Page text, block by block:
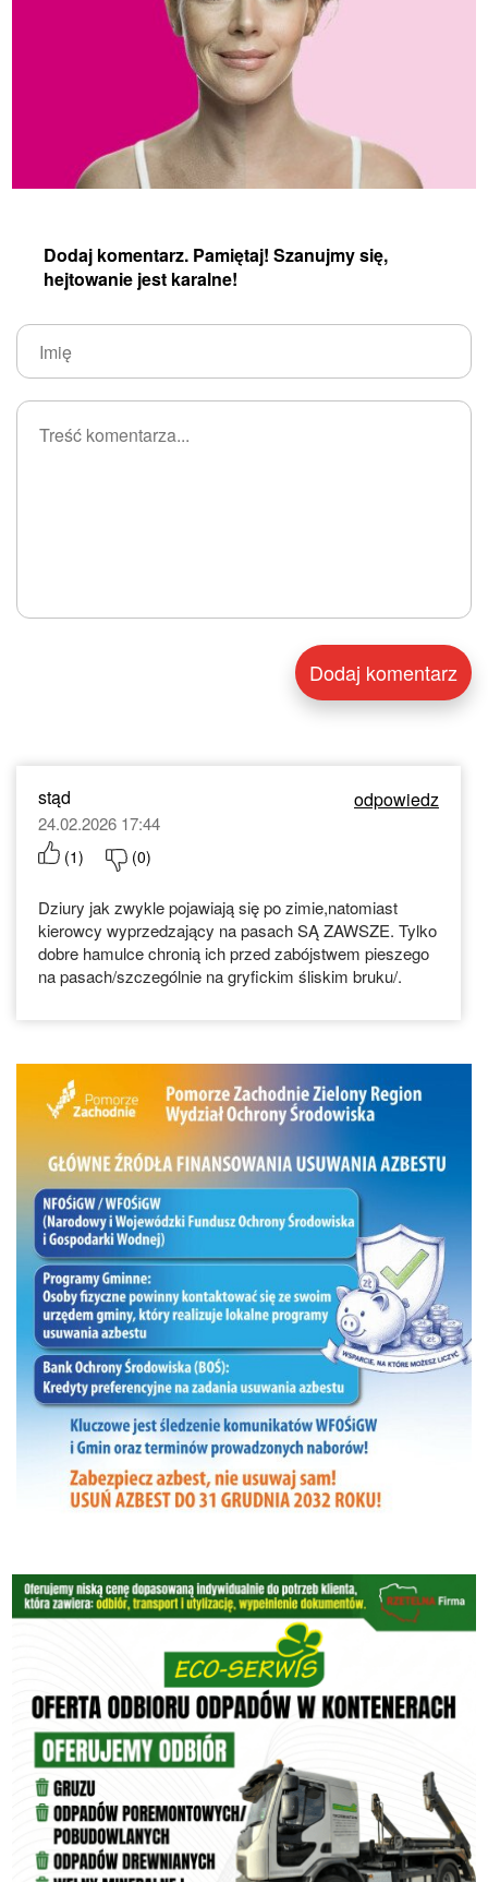
Dodaj komentarz. Pamiętaj! Szanujmy się,
hejtowanie jest karalne!
stąd odpowiedz
24.02.2026 17:44
(1) (0)
Dziury jak zwykle pojawiają się po zimie,natomiast
kierowcy wyprzedzający na pasach SĄ ZAWSZE. Tylko
dobre hamulce chronią ich przed zabójstwem pieszego
na pasach/szczególnie na gryfickim śliskim bruku/.